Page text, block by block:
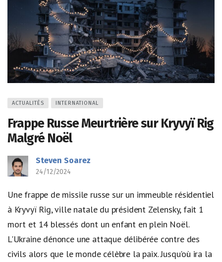
ACTUALITÉS INTERNATIONAL
Frappe Russe Meurtrière sur Kryvyï Rig
Malgré Noël
Steven Soarez
24/12/2024
Une frappe de missile russe sur un immeuble résidentiel
à Kryvyï Rig, ville natale du président Zelensky, fait 1
mort et 14 blessés dont un enfant en plein Noël.
L'Ukraine dénonce une attaque délibérée contre des
civils alors que le monde célèbre la paix. Jusqu'où ira la